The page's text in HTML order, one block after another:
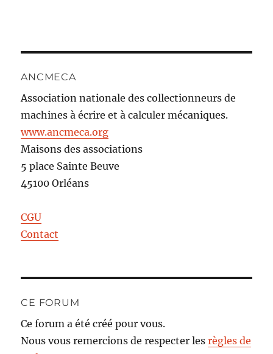
ANCMECA
Association nationale des collectionneurs de
machines à écrire et à calculer mécaniques.
www.ancmeca.org
Maisons des associations
5 place Sainte Beuve
45100 Orléans
CGU
Contact
CE FORUM
Ce forum a été créé pour vous.
Nous vous remercions de respecter lesrègles de